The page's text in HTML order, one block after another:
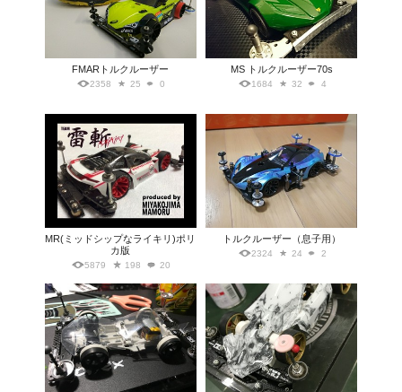
FMARトルクルーザー
2358 25 0
MS トルクルーザー70s
1684 32 4
MR(ミッドシップなライキリ)ポリ
カ版
5879 198 20
トルクルーザー（息子用）
2324 24 2